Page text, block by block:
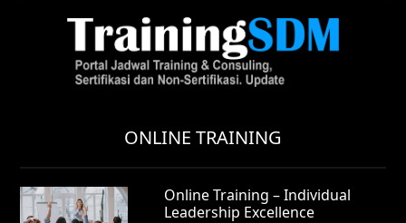
ONLINE TRAINING
Online Training – Individual
Leadership Excellence